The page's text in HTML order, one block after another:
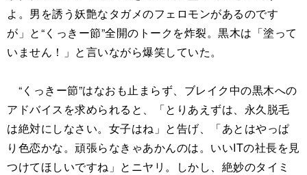
よ。男を誘う妖艶なタガメのフェロモンがあるのです
が」と“くっきー節”全開のトークを炸裂。黒木は「塗って
いません！」と言いながら爆笑していた。
“くっきー節”はなおも止まらず、ブレイク中の黒木への
アドバイスを求められると、「とりあえずは、永久脱毛
は絶対にしなさい。女子はね」と告げ、「あとはやっぱ
り色恋かな。頑張らなきゃあかんのは。いいITの社長を見
つけてほしいですね」とニヤリ。しかし、絶妙のタイミ